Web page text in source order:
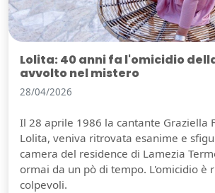
Lolita: 40 anni fa l'omicidio
avvolto nel mistero
28/04/2026
Il 28 aprile 1986 la cantante Graziella
Lolita, veniva ritrovata esanime e
camera del residence di Lamezia
ormai da un pò di tempo. L'omicidio è
colpevoli.